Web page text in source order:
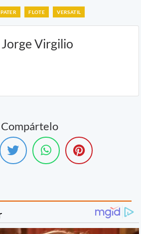
PATER FLOTE VERSATIL
Jorge Virgilio
Compártelo